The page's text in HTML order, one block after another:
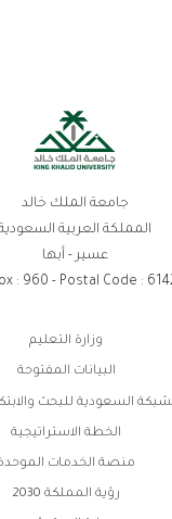
جامعة الملك خالد
المملكة العربية
عسير - أبها
: 960 - Postal Code :
وزارة التعليم
البيانات المفتوحة
السعودية للبحث
الخطة الاستراتيجية
منصة الخدمات
رؤية المملكة 2030